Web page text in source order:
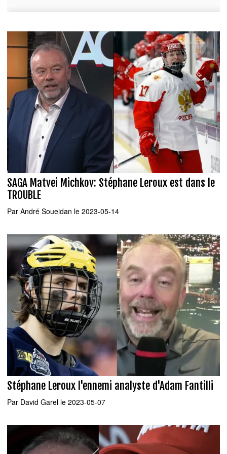
SAGA Matvei Michkov: Stéphane Leroux est dans le
TROUBLE
Par André Soueidan le 2023-05-14
Stéphane Leroux l'ennemi analyste d'Adam Fantilli
Par David Garel le 2023-05-07